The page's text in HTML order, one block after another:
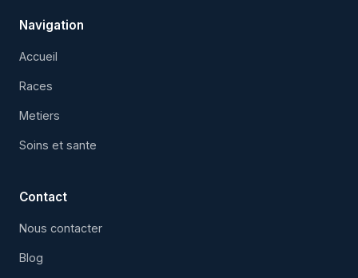
Navigation
Accueil
Races
Metiers
Soins et sante
Contact
Nous contacter
Blog